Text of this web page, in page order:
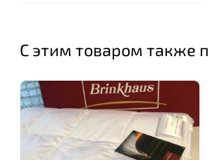
С этим товаром также